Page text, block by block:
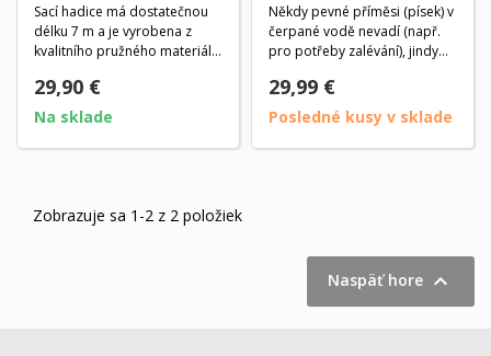
Sací hadice má dostatečnou
délku 7 m a je vyrobena z
kvalitního pružného materiálu,
29,90 €
Na sklade
Někdy pevné příměsi (písek) v
čerpané vodě nevadí (např.
pro potřeby zalévání), jindy
29,99 €
Posledné kusy v sklade
Zobrazuje sa 1-2 z 2 položiek
Naspäť hore 